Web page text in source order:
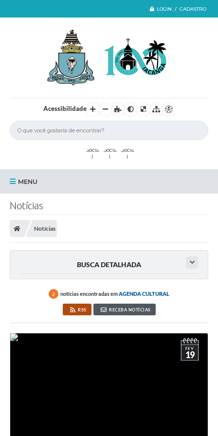
LOGIN / CADASTRO
Acessibilidade
MENU
Iacanga
Internet Gratuita
Notícias
Notícias
BUSCA DETALHADA
2 notícias encontradas emAGENDA CULTURAL
RSS RECEBA NOTÍCIAS
FEV
19